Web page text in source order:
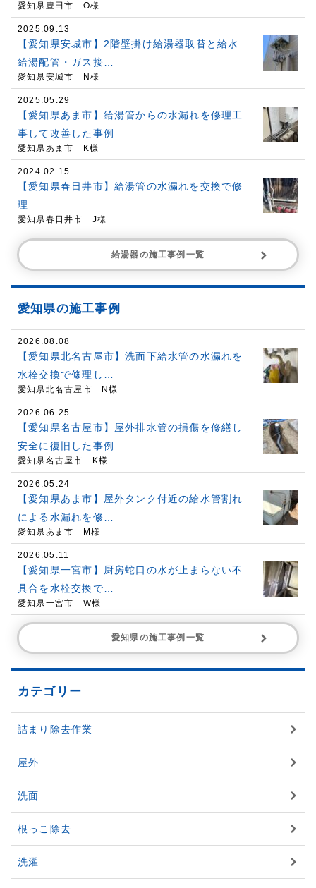
愛知県豊田市 O様
2025.09.13
【愛知県安城市】2階壁掛け給湯器取替と給水
給湯配管・ガス接…
愛知県安城市 N様
2025.05.29
【愛知県あま市】給湯管からの水漏れを修理工
事して改善した事例
愛知県あま市 K様
2024.02.15
【愛知県春日井市】給湯管の水漏れを交換で修
理
愛知県春日井市 J様
給湯器の施工事例一覧
愛知県の施工事例
2026.08.08
【愛知県北名古屋市】洗面下給水管の水漏れを
水栓交換で修理し…
愛知県北名古屋市 N様
2026.06.25
【愛知県名古屋市】屋外排水管の損傷を修繕し
安全に復旧した事例
愛知県名古屋市 K様
2026.05.24
【愛知県あま市】屋外タンク付近の給水管割れ
による水漏れを修…
愛知県あま市 M様
2026.05.11
【愛知県一宮市】厨房蛇口の水が止まらない不
具合を水栓交換で…
愛知県一宮市 W様
愛知県の施工事例一覧
カテゴリー
詰まり除去作業
屋外
洗面
根っこ除去
洗濯